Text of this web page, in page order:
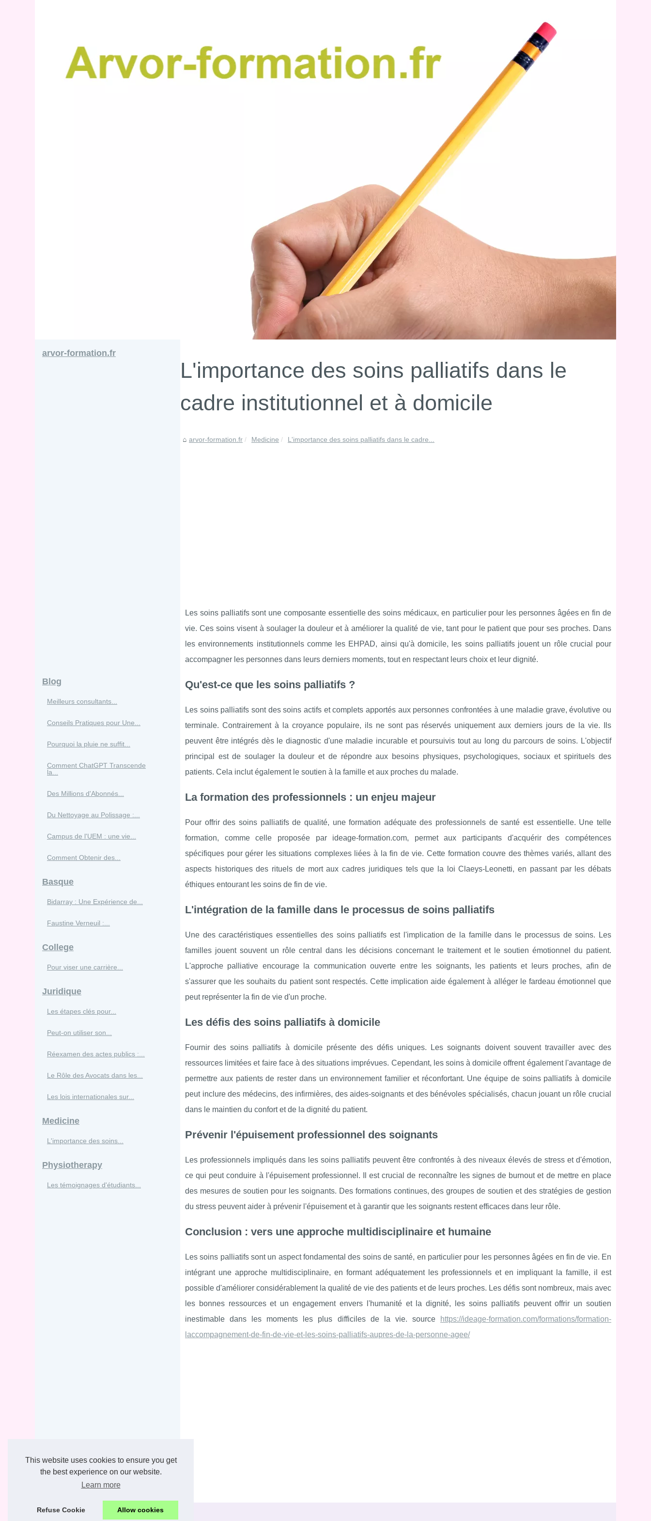
This website uses cookies to ensure you get
the best experience on our website.
Learn more
Refuse Cookie Allow cookies
L'importance des soins palliatifs dans le
cadre institutionnel et à domicile
arvor-formation.fr Medicine L'importance des soins palliatifs dans le cadre...
Les soins palliatifs sont une composante essentielle des soins médicaux, en particulier pour les personnes âgées en fin de
vie. Ces soins visent à soulager la douleur et à améliorer la qualité de vie, tant pour le patient que pour ses proches. Dans
les environnements institutionnels comme les EHPAD, ainsi qu'à domicile, les soins palliatifs jouent un rôle crucial pour
accompagner les personnes dans leurs derniers moments, tout en respectant leurs choix et leur dignité.
Qu'est-ce que les soins palliatifs ?
Les soins palliatifs sont des soins actifs et complets apportés aux personnes confrontées à une maladie grave, évolutive ou
terminale. Contrairement à la croyance populaire, ils ne sont pas réservés uniquement aux derniers jours de la vie. Ils
peuvent être intégrés dès le diagnostic d'une maladie incurable et poursuivis tout au long du parcours de soins. L'objectif
principal est de soulager la douleur et de répondre aux besoins physiques, psychologiques, sociaux et spirituels des
patients. Cela inclut également le soutien à la famille et aux proches du malade.
La formation des professionnels : un enjeu majeur
Pour offrir des soins palliatifs de qualité, une formation adéquate des professionnels de santé est essentielle. Une telle
formation, comme celle proposée par ideage-formation.com, permet aux participants d'acquérir des compétences
spécifiques pour gérer les situations complexes liées à la fin de vie. Cette formation couvre des thèmes variés, allant des
aspects historiques des rituels de mort aux cadres juridiques tels que la loi Claeys-Leonetti, en passant par les débats
éthiques entourant les soins de fin de vie.
L'intégration de la famille dans le processus de soins palliatifs
Une des caractéristiques essentielles des soins palliatifs est l'implication de la famille dans le processus de soins. Les
familles jouent souvent un rôle central dans les décisions concernant le traitement et le soutien émotionnel du patient.
L'approche palliative encourage la communication ouverte entre les soignants, les patients et leurs proches, afin de
s'assurer que les souhaits du patient sont respectés. Cette implication aide également à alléger le fardeau émotionnel que
peut représenter la fin de vie d'un proche.
Les défis des soins palliatifs à domicile
Fournir des soins palliatifs à domicile présente des défis uniques. Les soignants doivent souvent travailler avec des
ressources limitées et faire face à des situations imprévues. Cependant, les soins à domicile offrent également l'avantage de
permettre aux patients de rester dans un environnement familier et réconfortant. Une équipe de soins palliatifs à domicile
peut inclure des médecins, des infirmières, des aides-soignants et des bénévoles spécialisés, chacun jouant un rôle crucial
dans le maintien du confort et de la dignité du patient.
Prévenir l'épuisement professionnel des soignants
Les professionnels impliqués dans les soins palliatifs peuvent être confrontés à des niveaux élevés de stress et d'émotion,
ce qui peut conduire à l'épuisement professionnel. Il est crucial de reconnaître les signes de burnout et de mettre en place
des mesures de soutien pour les soignants. Des formations continues, des groupes de soutien et des stratégies de gestion
du stress peuvent aider à prévenir l'épuisement et à garantir que les soignants restent efficaces dans leur rôle.
Conclusion : vers une approche multidisciplinaire et humaine
Les soins palliatifs sont un aspect fondamental des soins de santé, en particulier pour les personnes âgées en fin de vie. En
intégrant une approche multidisciplinaire, en formant adéquatement les professionnels et en impliquant la famille, il est
possible d'améliorer considérablement la qualité de vie des patients et de leurs proches. Les défis sont nombreux, mais avec
les bonnes ressources et un engagement envers l'humanité et la dignité, les soins palliatifs peuvent offrir un soutien
inestimable dans les moments les plus difficiles de la vie. source
https://ideage-formation.com/formations/formation-
laccompagnement-de-fin-de-vie-et-les-soins-palliatifs-aupres-de-la-personne-agee/
arvor-formation.fr
Blog
Meilleurs consultants...
Conseils Pratiques pour Une...
Pourquoi la pluie ne suffit...
Comment ChatGPT Transcende
la...
Des Millions d'Abonnés...
Du Nettoyage au Polissage :...
Campus de l'UEM : une vie...
Comment Obtenir des...
Basque
Bidarray : Une Expérience de...
Faustine Verneuil :...
College
Pour viser une carrière...
Juridique
Les étapes clés pour...
Peut-on utiliser son...
Réexamen des actes publics :...
Le Rôle des Avocats dans les...
Les lois internationales sur...
Medicine
L'importance des soins...
Physiotherapy
Les témoignages d'étudiants...
© 2026Arvor-formation.fr Cookies Policy-RSS